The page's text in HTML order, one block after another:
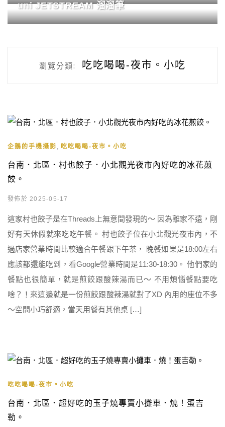
uni JETSTREAM 溜溜筆
瀏覽分類: 吃吃喝喝-夜市。小吃
企鵝的手機攝影 吃吃喝喝-夜市。小吃
台南．北區．村也餃子．小北觀光夜市內好吃的冰花煎
餃。
發佈於 2025-05-17
這家村也餃子是在Threads上無意間發現的～ 因為離家不遠，剛
好有天休假就來吃吃午餐。 村也餃子位在小北觀光夜市內，不
過店家營業時間比較適合午餐跟下午茶， 晚餐如果是18:00左右
應該都還能吃到，看Google營業時間是11:30-18:30。 他們家的
餐點也很簡單，就是煎餃跟酸辣湯而已～ 不用煩惱餐點要吃
啥？！來這邊就是一份煎餃跟酸辣湯就對了XD 內用的座位不多
～空間小巧舒適，當天用餐有其他桌 […]
吃吃喝喝-夜市。小吃
台南．北區．超好吃的玉子燒專賣小攤車．燒！蛋吉
勒。